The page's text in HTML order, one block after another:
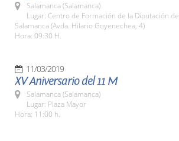
Salamanca (Salamanca)
Lugar: Centro de Formación de la Diputación de
Salamanca (Avda. Hilario Goyenechea, 4)
Hora: 09:30 H.
11/03/2019
XV Aniversario del 11 M
Salamanca (Salamanca)
Lugar: Plaza Mayor
Hora: 11:00 h.